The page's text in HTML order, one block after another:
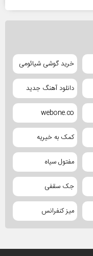
خرید گوشی شیائومی
دانلود آهنگ جدید
webone.co
کمک به خیریه
مفتول سیاه
جک سقفی
میز کنفرانس